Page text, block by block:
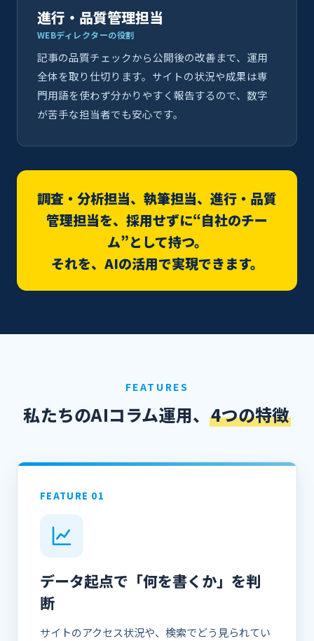
進行・品質管理担当
WEBディレクターの役割
記事の品質チェックから公開後の改善まで、運用
全体を取り仕切ります。サイトの状況や成果は専
門用語を使わず分かりやすく報告するので、数字
が苦手な担当者でも安心です。
調査・分析担当、執筆担当、進行・品質
管理担当を、採用せずに“自社のチー
ム”として持つ。
それを、AIの活用で実現できます。
FEATURES
私たちのAIコラム運用、4つの特徴
FEATURE 01
データ起点で「何を書くか」を判
断
サイトのアクセス状況や、検索でどう見られてい